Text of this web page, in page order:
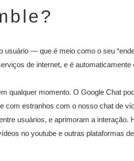
— que é meio como o seu
de internet, e é automaticamente
qualquer momento. O Google Chat
com estranhos com o nosso chat de
usuários, e aprimoram a interação.
no youtube e outras plataformas